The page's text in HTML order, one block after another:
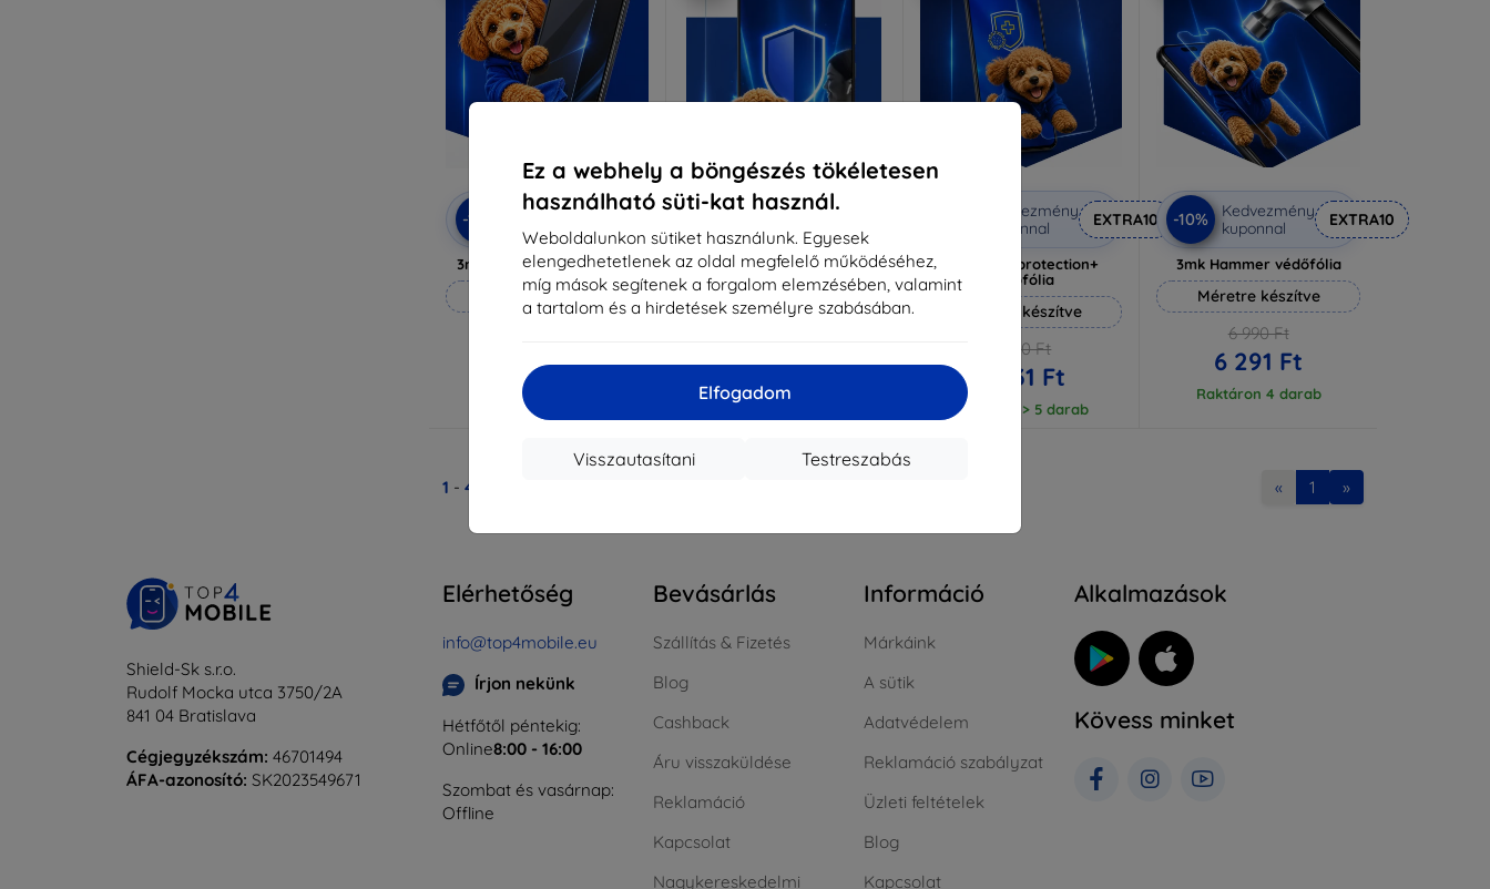
Ez a webhely a böngészés tökéletesen
használható süti-kat használ.
Weboldalunkon sütiket használunk. Egyesek
elengedhetetlenek az oldal megfelelő működéséhez,
míg mások segítenek a forgalom elemzésében, valamint
a tartalom és a hirdetések személyre szabásában.
Elfogadom
Testreszabás
Visszautasítani
-10%
Kedvezmény
kuponnal
3mk Anti-Shock védőüveg
Méretre készítve
5 301 Ft
Raktáron > 5 darab
Kedvezmény
kuponnal
3mk Pure Matt védőüveg
Méretre készítve
3 951 Ft
Raktáron > 5 darab
Kedvezmény
kuponnal
EXTRA10
3mk Silverprotection+
védőfólia
Méretre készítve
6 590 Ft
5 931 Ft
Raktáron > 5 darab
-10%
Kedvezmény
kuponnal
EXTRA10
3mk Hammer védőfólia
Méretre készítve
6 990 Ft
6 291 Ft
Raktáron 4 darab
1 - 4 « 1 »
Shield-Sk s.r.o.
Rudolf Mocka utca 3750/2A
841 04 Bratislava
Cégjegyzékszám: 46701494
ÁFA-azonosító: SK2023549671
Elérhetőség
info@top4mobile.eu
Írjon nekünk
Hétfőtől péntekig:
Online8:00 - 16:00
Szombat és vasárnap:
Offline
Bevásárlás
Szállítás & Fizetés
Blog
Cashback
Áru visszaküldése
Reklamáció
Kapcsolat
Nagykereskedelmi
Információ
Márkáink
A sütik
Adatvédelem
Reklamáció szabályzat
Üzleti feltételek
Blog
Kapcsolat
Alkalmazások
Kövess minket